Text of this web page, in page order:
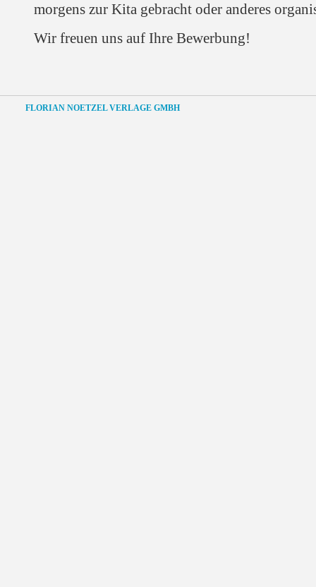
morgens zur Kita gebracht oder anderes
Wir freuen uns auf Ihre Bewerbung!
FLORIAN NOETZEL VERLAGE GMBH